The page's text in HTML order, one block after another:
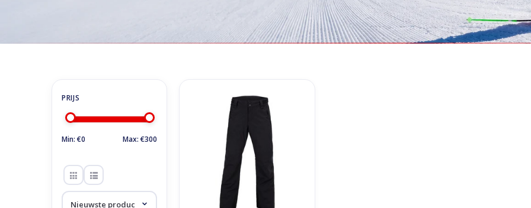
Producten getagd met anima
Min: €0 Max: €300
Peak Performance HipeCore+
Dames Skibroek Anima Zwart
TOEVOEGEN AAN WINKELWAGEN